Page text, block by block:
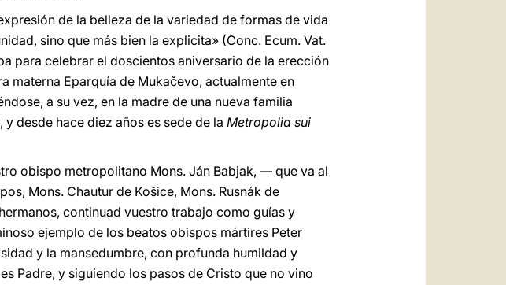
de la belleza de la variedad de formas de vida
sino que más bien la explicita» (Conc. Ecum. Vat.
para celebrar el doscientos aniversario de la erección
materna Eparquía de Mukačevo, actualmente en
a su vez, en la madre de una nueva familia
desde hace diez años es sede de la Metropolia sui
obispo metropolitano Mons. Ján Babjak, — que va al
Mons. Chautur de Košice, Mons. Rusnák de
continuad vuestro trabajo como guías y
ejemplo de los beatos obispos mártires Peter
y la mansedumbre, con profunda humildad y
Padre, y siguiendo los pasos de Cristo que no vino